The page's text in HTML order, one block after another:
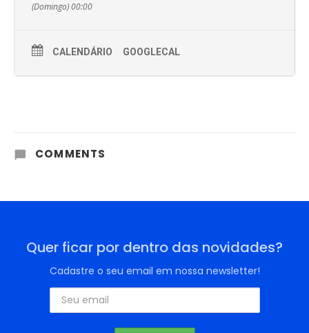
(Domingo) 00:00
CALENDÁRIO GOOGLECAL
COMMENTS
Quer ficar por dentro das novidades?
Cadastre o seu email em nossa newsletter!